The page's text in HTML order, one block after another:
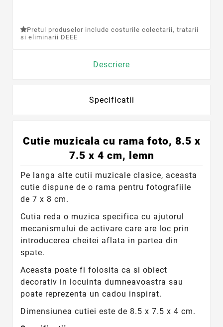
Pretul produselor include costurile colectarii, tratarii
si eliminarii DEEE
Descriere
Specificatii
Cutie muzicala cu rama foto, 8.5 x
7.5 x 4 cm, lemn
Pe langa alte cutii muzicale clasice, aceasta
cutie dispune de o rama pentru fotografiile
de 7 x 8 cm.
Cutia reda o muzica specifica cu ajutorul
mecanismului de activare care are loc prin
introducerea cheitei aflata in partea din
spate.
Aceasta poate fi folosita ca si obiect
decorativ in locuinta dumneavoastra sau
poate reprezenta un cadou inspirat.
Dimensiunea cutiei este de 8.5 x 7.5 x 4 cm.